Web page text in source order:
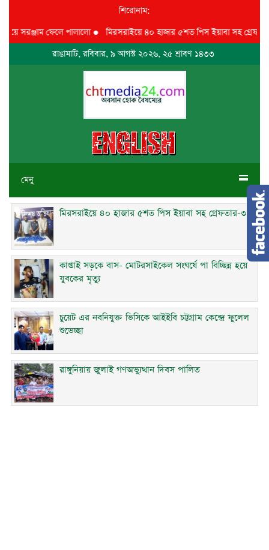
শিরোনাম:
সরঞ্জাম ফেলে পালালো●মিরসরাইয়ে ৪০ হাজার ৫শত পিস ইয়াবা সহ গ্রেফতার-৩
রাঙামাটি, রবিবার, ৯ আগস্ট ২০২৬, ২৫ শ্রাবণ ১৪৩৩
মেনু
মিরসরাইয়ে ৪০ হাজার ৫শত পিস ইয়াবা সহ গ্রেফতার-৩
কাপ্তাই সড়কে বাস- মোটরসাইকেল সংঘর্ষে পা বিচ্ছিন্ন হয়ে
যুবকের মৃত্যু
চুয়েট এর নবনিযুক্ত ভিসিকে আইইবি চট্টগ্রাম কেন্দ্রে ফুলেল
শুভেচ্ছা
রাঙ্গুনিয়ায় জুলাই গণঅভ্যুত্থান দিবস পালিত